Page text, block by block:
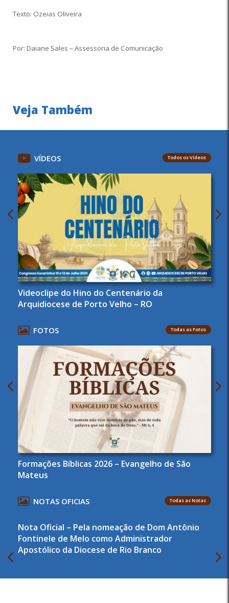
Texto: Ozeias Oliveira
Por: Daiane Sales – Assessoria de Comunicação
Veja Também
VÍDEOS Todos os Vídeos
Videoclipe do Hino do Centenário da
Arquidiocese de Porto Velho – RO
FOTOS Todas as Fotos
Formações Bíblicas 2026 – Evangelho de São
Mateus
NOTAS OFICIAS Todas as Notas
Nota Oficial – Pela nomeação de Dom Antônio
Fontinele de Melo como Administrador
Apostólico da Diocese de Rio Branco